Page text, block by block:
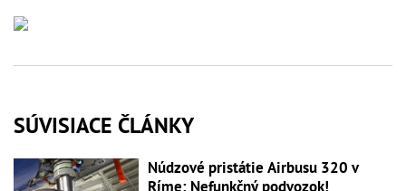
SÚVISIACE ČLÁNKY
Núdzové pristátie Airbusu 320 v
Ríme: Nefunkčný podvozok!